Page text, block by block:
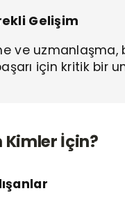
Gelişim
ve uzmanlaşma,
için kritik bir
Kimler İçin?